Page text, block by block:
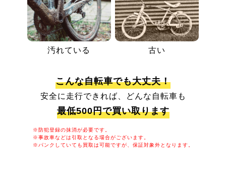
汚れている 古い
こんな自転車でも大丈夫！
安全に走行できれば、どんな自転車も
最低500円で買い取ります
※防犯登録の抹消が必要です。
※事故車などは引取となる場合がございます。
※パンクしていても買取は可能ですが、保証対象外となります。